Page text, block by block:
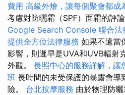
費用 高級外燴，讓每個聚會都成
考慮對防曬霜（SPF）面霜的評
Google Search Console 聯合法
提供全方位法律服務 如果不適當
影響，則遲早是UVA和UVB輻射
外觀。 長照中心的服務詳解，讓
班 長時間的未受保護的暴露會導
險。 台北按摩服務 由於物理防